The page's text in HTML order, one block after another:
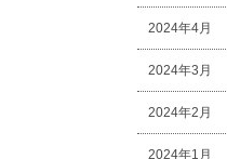
2024年4月
2024年3月
2024年2月
2024年1月